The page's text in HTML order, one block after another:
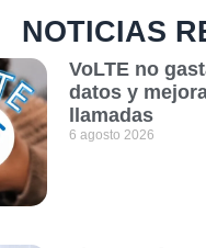
NOTICIAS
VoLTE no
datos y
llamadas
6 agosto 2026